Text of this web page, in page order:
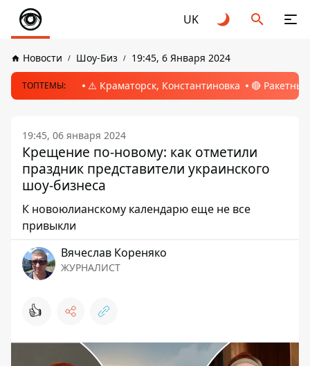
UK
Новости Шоу-Биз 19:45, 6 Января 2024
ТОПТЕМЫ: ⚠️ Краматорск, Константиновка 🔴
19:45, 06 января 2024
Крещение по-новому: как отметили
праздник представители украинского
шоу-бизнеса
К новоюлианскому календарю еще не все
привыкли
Вячеслав Кореняко
ЖУРНАЛИСТ
👍